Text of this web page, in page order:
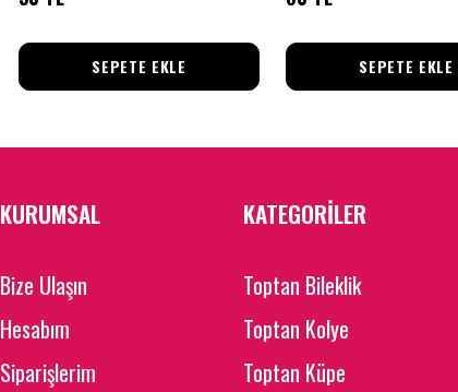
SEPETE EKLE SEPETE EKLE
KURUMSAL
Bize Ulaşın
Hesabım
Siparişlerim
KATEGORİLER
Toptan Bileklik
Toptan Kolye
Toptan Küpe